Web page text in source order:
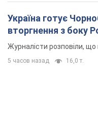
Україна готує
вторгнення з боку
Журналісти розповіли, що
5 часов назад 16,0 т.